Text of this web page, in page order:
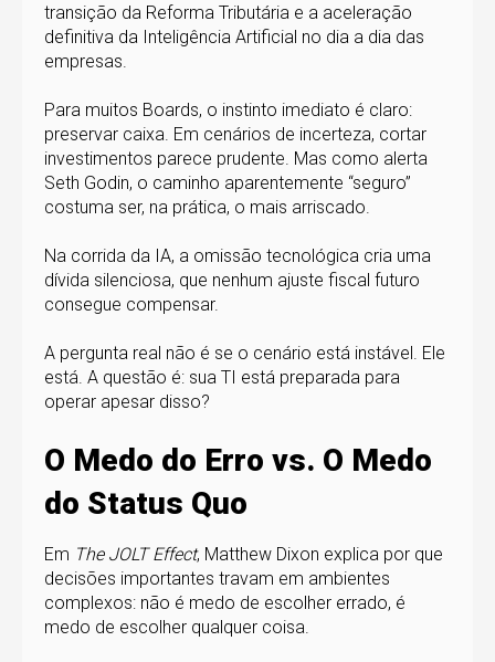
transição da Reforma Tributária e a aceleração
definitiva da Inteligência Artificial no dia a dia das
empresas.
Para muitos Boards, o instinto imediato é claro:
preservar caixa. Em cenários de incerteza, cortar
investimentos parece prudente. Mas como alerta
Seth Godin, o caminho aparentemente “seguro”
costuma ser, na prática, o mais arriscado.
Na corrida da IA, a omissão tecnológica cria uma
dívida silenciosa, que nenhum ajuste fiscal futuro
consegue compensar.
A pergunta real não é se o cenário está instável. Ele
está. A questão é: sua TI está preparada para
operar apesar disso?
O Medo do Erro vs. O Medo
do Status Quo
Em The JOLT Effect, Matthew Dixon explica por que
decisões importantes travam em ambientes
complexos: não é medo de escolher errado, é
medo de escolher qualquer coisa.